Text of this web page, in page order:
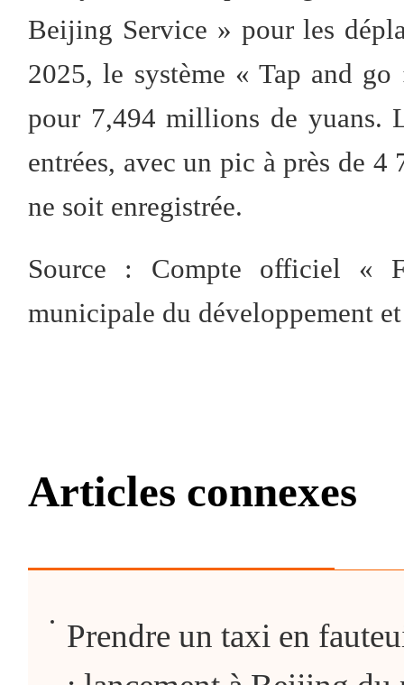
Beijing Service » pour les
2025, le système « Tap and
pour 7,494 millions de yuans.
entrées, avec un pic à près de 4
ne soit enregistrée.
Source : Compte officiel «
municipale du développement
Articles connexes
Prendre un taxi en